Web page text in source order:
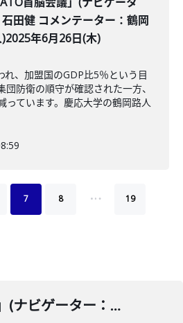
田健 コメンテーター：鶴岡
年6月26日(木)
れ、加盟国のGDP比5％という目
防衛の順守が確認された一方、
っています。慶応大学の鶴岡路人
7 8 … 19
「どうなるNATO」(ナビゲーター：石田健 コメンテーター：鶴岡路人)2025年9月11日(木)